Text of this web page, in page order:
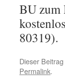
BU zum
80319).
Dieser
Permalink.